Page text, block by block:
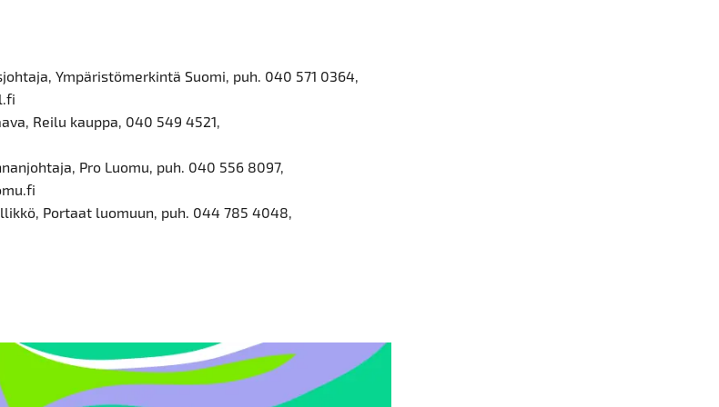
Ympäristömerkintä Suomi, puh. 040 571 0364,
Reilu kauppa, 040 549 4521,
Pro Luomu, puh. 040 556 8097,
Portaat luomuun, puh. 044 785 4048,